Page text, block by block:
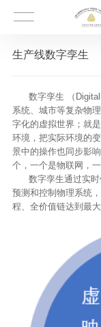
生产线数字孪生
数字孪生 （Digital
系统、城市等复杂物
字化的虚拟世界；就
环境，把实际环境的
景中的操作也同步影
个，一个是物联网，
数字孪生通过实时
预测和控制物理系统
程、全价值链达到最